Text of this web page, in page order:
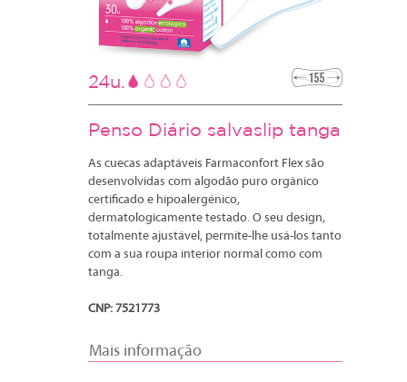
24u.
Penso Diário salvaslip tanga
As cuecas adaptáveis Farmaconfort Flex são
desenvolvidas com algodão puro orgânico
certificado e hipoalergénico,
dermatologicamente testado. O seu design,
totalmente ajustável, permite-lhe usá-los tanto
com a sua roupa interior normal como com
tanga.
CNP: 7521773
Mais informação